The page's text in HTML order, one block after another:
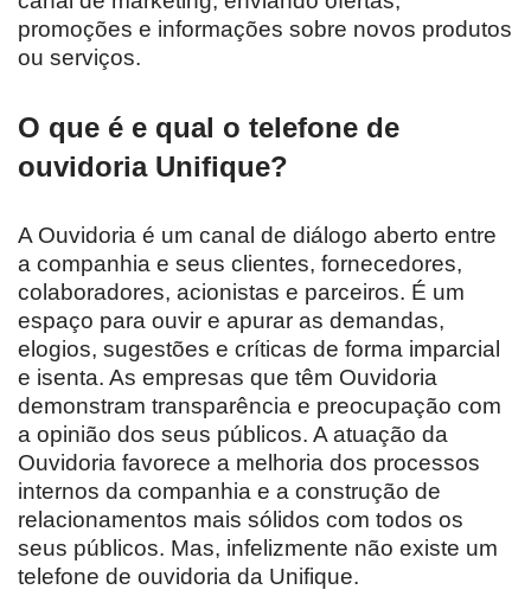
promoções e informações sobre novos produtos
ou serviços.
O que é e qual o telefone de
ouvidoria Unifique?
A Ouvidoria é um canal de diálogo aberto entre
a companhia e seus clientes, fornecedores,
colaboradores, acionistas e parceiros. É um
espaço para ouvir e apurar as demandas,
elogios, sugestões e críticas de forma imparcial
e isenta. As empresas que têm Ouvidoria
demonstram transparência e preocupação com
a opinião dos seus públicos. A atuação da
Ouvidoria favorece a melhoria dos processos
internos da companhia e a construção de
relacionamentos mais sólidos com todos os
seus públicos. Mas, infelizmente não existe um
telefone de ouvidoria da Unifique.